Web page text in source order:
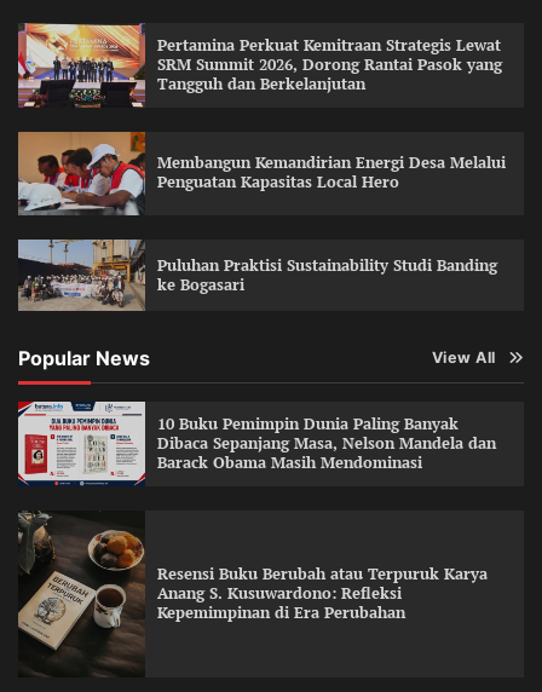
Pertamina Perkuat Kemitraan Strategis Lewat
SRM Summit 2026, Dorong Rantai Pasok yang
Tangguh dan Berkelanjutan
Membangun Kemandirian Energi Desa Melalui
Penguatan Kapasitas Local Hero
Puluhan Praktisi Sustainability Studi Banding
ke Bogasari
Popular News View All
10 Buku Pemimpin Dunia Paling Banyak
Dibaca Sepanjang Masa, Nelson Mandela dan
Barack Obama Masih Mendominasi
Resensi Buku Berubah atau Terpuruk Karya
Anang S. Kusuwardono: Refleksi
Kepemimpinan di Era Perubahan